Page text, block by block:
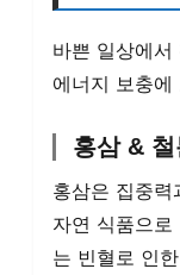
바쁜 일상에
에너지 보충
홍삼 & 철
홍삼은 집중
자연 식품으로
는 빈혈로 인한